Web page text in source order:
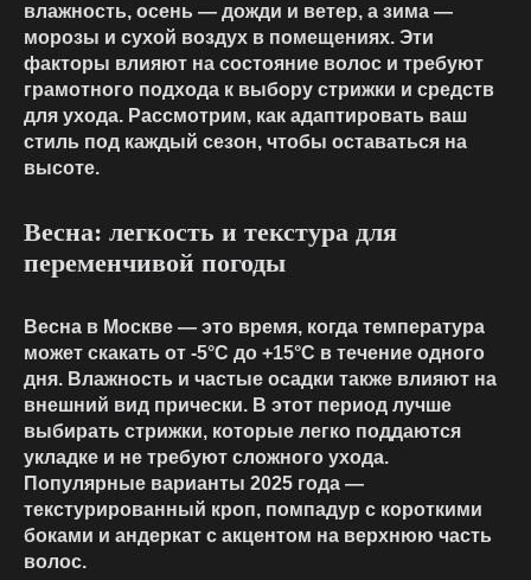
влажность, осень — дожди и ветер, а зима —
морозы и сухой воздух в помещениях. Эти
факторы влияют на состояние волос и требуют
грамотного подхода к выбору стрижки и средств
для ухода. Рассмотрим, как адаптировать ваш
стиль под каждый сезон, чтобы оставаться на
высоте.
Весна: легкость и текстура для
переменчивой погоды
Весна в Москве — это время, когда температура
может скакать от -5°C до +15°C в течение одного
дня. Влажность и частые осадки также влияют на
внешний вид прически. В этот период лучше
выбирать стрижки, которые легко поддаются
укладке и не требуют сложного ухода.
Популярные варианты 2025 года —
текстурированный кроп, помпадур с короткими
боками и андеркат с акцентом на верхнюю часть
волос.